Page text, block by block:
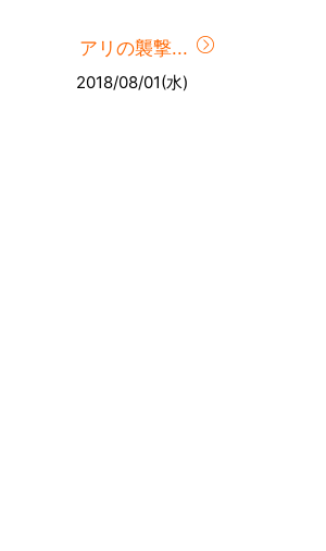
アリの襲撃...
2018/08/01(水)